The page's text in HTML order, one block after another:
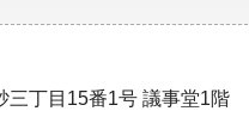
三丁目15番1号 議事堂1階